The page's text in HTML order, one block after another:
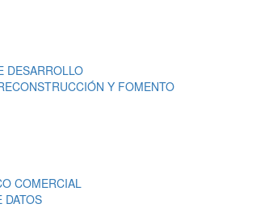
DESARROLLO
Y FOMENTO
COMERCIAL
DATOS